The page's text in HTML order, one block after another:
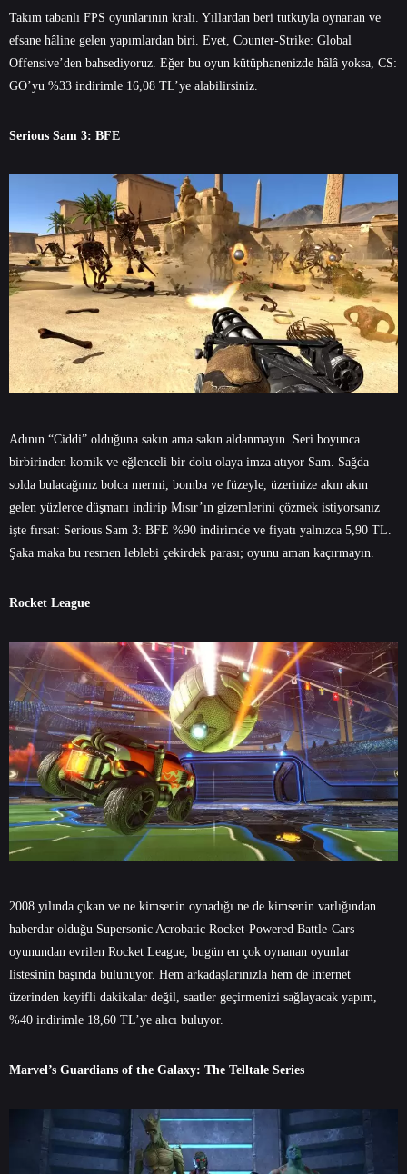
Takım tabanlı FPS oyunlarının kralı. Yıllardan beri tutkuyla oynanan ve
efsane hâline gelen yapımlardan biri. Evet, Counter-Strike: Global
Offensive’den bahsediyoruz. Eğer bu oyun kütüphanenizde hâlâ yoksa, CS:
GO’yu %33 indirimle 16,08 TL’ye alabilirsiniz.
Serious Sam 3: BFE
Adının “Ciddi” olduğuna sakın ama sakın aldanmayın. Seri boyunca
birbirinden komik ve eğlenceli bir dolu olaya imza atıyor Sam. Sağda
solda bulacağınız bolca mermi, bomba ve füzeyle, üzerinize akın akın
gelen yüzlerce düşmanı indirip Mısır’ın gizemlerini çözmek istiyorsanız
işte fırsat: Serious Sam 3: BFE %90 indirimde ve fiyatı yalnızca 5,90 TL.
Şaka maka bu resmen leblebi çekirdek parası; oyunu aman kaçırmayın.
Rocket League
2008 yılında çıkan ve ne kimsenin oynadığı ne de kimsenin varlığından
haberdar olduğu Supersonic Acrobatic Rocket-Powered Battle-Cars
oyunundan evrilen Rocket League, bugün en çok oynanan oyunlar
listesinin başında bulunuyor. Hem arkadaşlarınızla hem de internet
üzerinden keyifli dakikalar değil, saatler geçirmenizi sağlayacak yapım,
%40 indirimle 18,60 TL’ye alıcı buluyor.
Marvel’s Guardians of the Galaxy: The Telltale Series